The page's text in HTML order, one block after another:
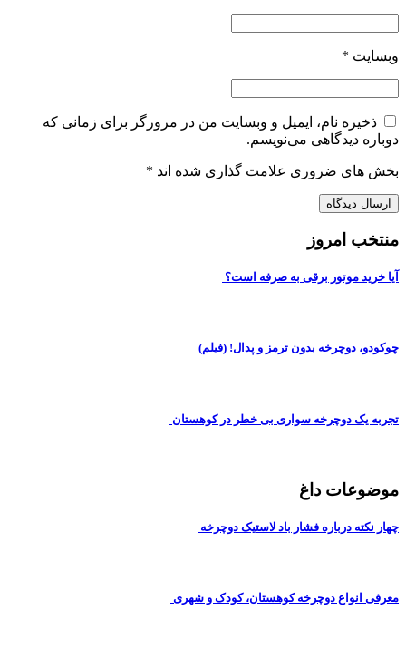
وبسایت *
ذخیره نام، ایمیل و وبسایت من در مرورگر برای زمانی که
دوباره دیدگاهی می‌نویسم.
بخش های ضروری علامت گذاری شده اند *
منتخب امروز
آیا خرید موتور برقی به صرفه است؟
چوکودو، دوچرخه بدون ترمز و پدال! (فیلم)
تجربه یک دوچرخه سواری بی خطر در کوهستان
موضوعات داغ
چهار نکته درباره فشار باد لاستیک دوچرخه
معرفی انواع دوچرخه کوهستان، کودک و شهری